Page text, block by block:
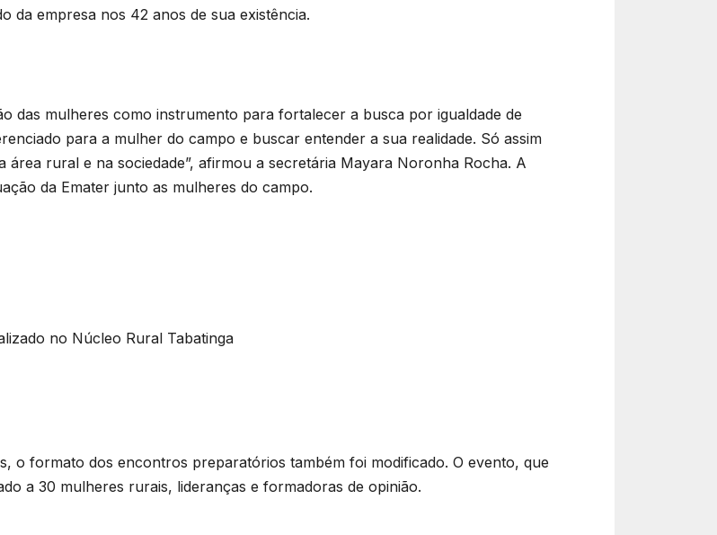
da empresa nos 42 anos de sua existência.
das mulheres como instrumento para fortalecer a busca por igualdade de
para a mulher do campo e buscar entender a sua realidade. Só assim
rural e na sociedade”, afirmou a secretária Mayara Noronha Rocha. A
da Emater junto as mulheres do campo.
no Núcleo Rural Tabatinga
o formato dos encontros preparatórios também foi modificado. O evento, que
a 30 mulheres rurais, lideranças e formadoras de opinião.